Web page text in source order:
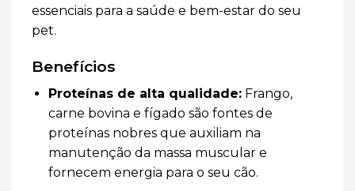
essenciais para a saúde e bem-estar do seu
pet.
Benefícios
Proteínas de alta qualidade:Frango,
carne bovina e fígado são fontes de
proteínas nobres que auxiliam na
manutenção da massa muscular e
fornecem energia para o seu cão.